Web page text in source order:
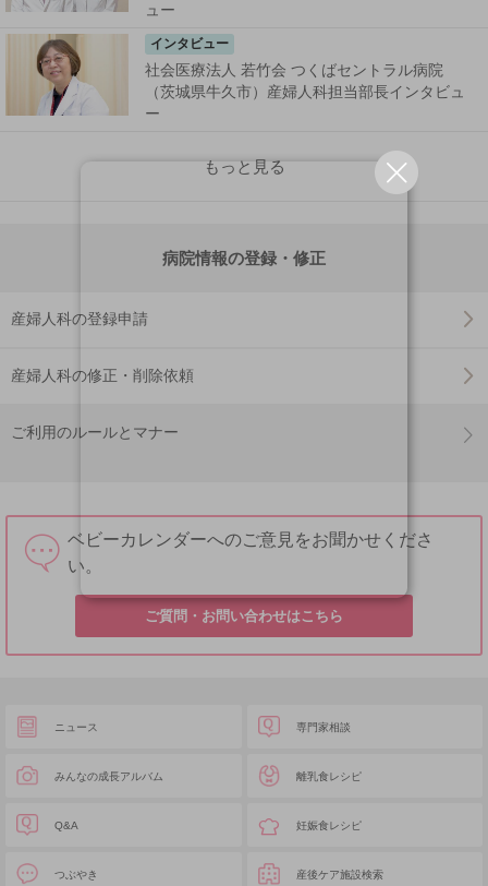
ュー
インタビュー
社会医療法人 若竹会 つくばセントラル病院
（茨城県牛久市）産婦人科担当部長インタビュ
ー
もっと見る
病院情報の登録・修正
産婦人科の登録申請
産婦人科の修正・削除依頼
ご利用のルールとマナー
ベビーカレンダーへのご意見をお聞かせくださ
い。
ご質問・お問い合わせはこちら
ニュース
みんなの成長アルバム
Q&A
つぶやき
専門家相談
離乳食レシピ
妊娠食レシピ
産後ケア施設検索